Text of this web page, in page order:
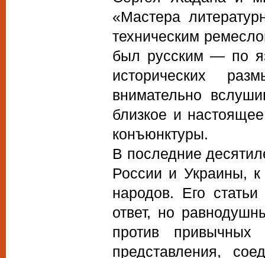
«Мастера
техническим
был русским — по
исторических
внимательно
близкое и
конъюнктуры.
В последние
России и Украины, к
народов. Его
ответ, но
против привычных
представления,